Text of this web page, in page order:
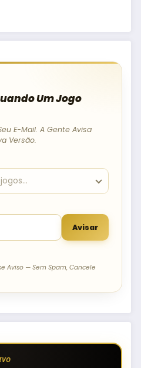
Um Jogo
E-Mail. A Gente Avisa
Versão.
Avisar
Aviso — Sem Spam, Cancele